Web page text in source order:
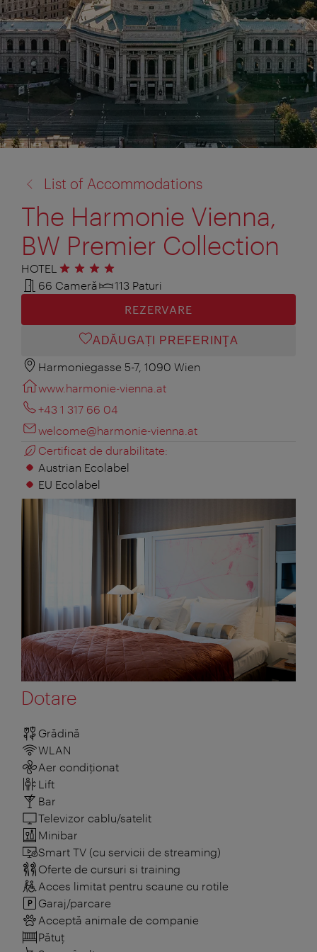
la:
List of Accommodations
The Harmonie Vienna,
BW Premier Collection
HOTEL 4 stele
66 Cameră
113 Paturi
REZERVARE
ADĂUGAȚI PREFERINŢA
Harmoniegasse 5-7, 1090 Wien
www.harmonie-vienna.at
+43 1 317 66 04
welcome@harmonie-vienna.at
Certificat de durabilitate:
Austrian Ecolabel
EU Ecolabel
Dotare
Grădină
WLAN
Aer condiționat
Lift
Bar
Televizor cablu/satelit
Minibar
Smart TV (cu servicii de streaming)
Oferte de cursuri si training
Acces limitat pentru scaune cu rotile
Garaj/parcare
Acceptă animale de companie
Pătuţ